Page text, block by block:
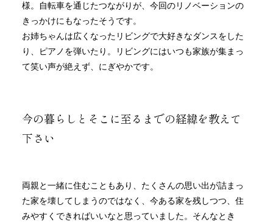
様。自転車を通じたつながりが、今回のリノベーションの
きっかけにもなったそうです。
お姉ちゃんは広くなったリビングで大好きなダンスをした
り、ピアノを弾いたり。リビングにはいつも家族が集まっ
て笑い声が絶えず、にぎやかです。
今の暮らしとそこに至るまでの経緯を教えて
下さい
両親と一緒に住むこともあり、たくさんの思い出が詰まっ
た家を壊してしまうのではなく、今ある家を残しつつ、住
みやすくできればいいなと思っていました。そんなとき